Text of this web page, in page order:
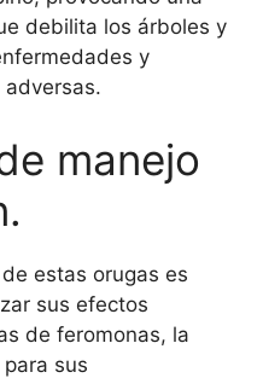
debilita los árboles y
y
manejo
estas orugas es
sus efectos
de feromonas, la
sus